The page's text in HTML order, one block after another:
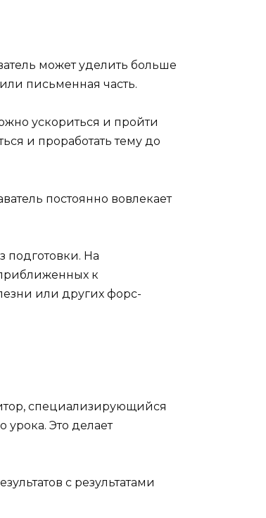
может уделить больше
письменная часть.
ускориться и пройти
и проработать тему до
постоянно вовлекает
подготовки. На
к
или других форс-
специализирующийся
урока. Это делает
с результатами